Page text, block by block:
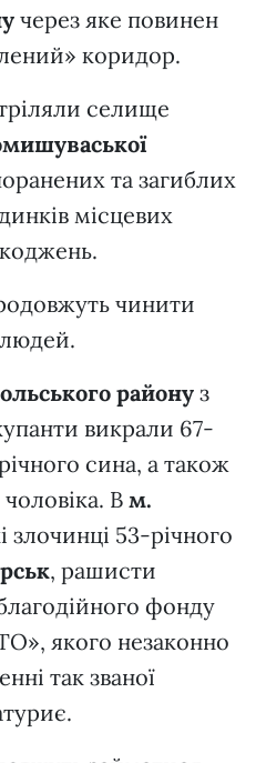
через яке повинен
коридор.
селище
та загиблих
місцевих
чинити
району з
викрали 67-
сина, а також
В м.
злочинці 53-річного
, рашисти
фонду
якого незаконно
так званої